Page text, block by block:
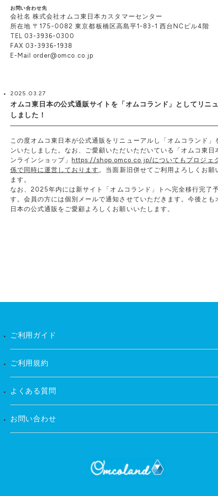
お問い合わせ先
会社名 株式会社オムコ東日本カスタマーセンター
所在地 〒175-0082 東京都板橋区高島平1-83-1 西台NCビル4階
TEL 03-3936-0300
FAX 03-3936-1938
E-Mail order@omco.co.jp
2025.03.27
オムコ東日本の公式通販サイトを「オムコランド」としてリニ
しました！
この度オムコ東日本が公式通販をリニューアルし「オムコランド」
ンいたしました。なお、ご愛顧いただいただいている「オムコ東日
ンラインショップ」 https://shop.omco.co.jp/についてもプロジェ
係で同時に運営しております 。当面新旧併せてご利用よろしくお願
ます。
なお、2025年内には新サイト「オムコランド」トへ完全移行完了
す。会員の方には個別メールで通知させていただきます。今後とも
日本の公式通販をご愛顧よろしくお願いいたします。
ご利用ガイド
ご利用規約
よくある質問
お問い合わせ